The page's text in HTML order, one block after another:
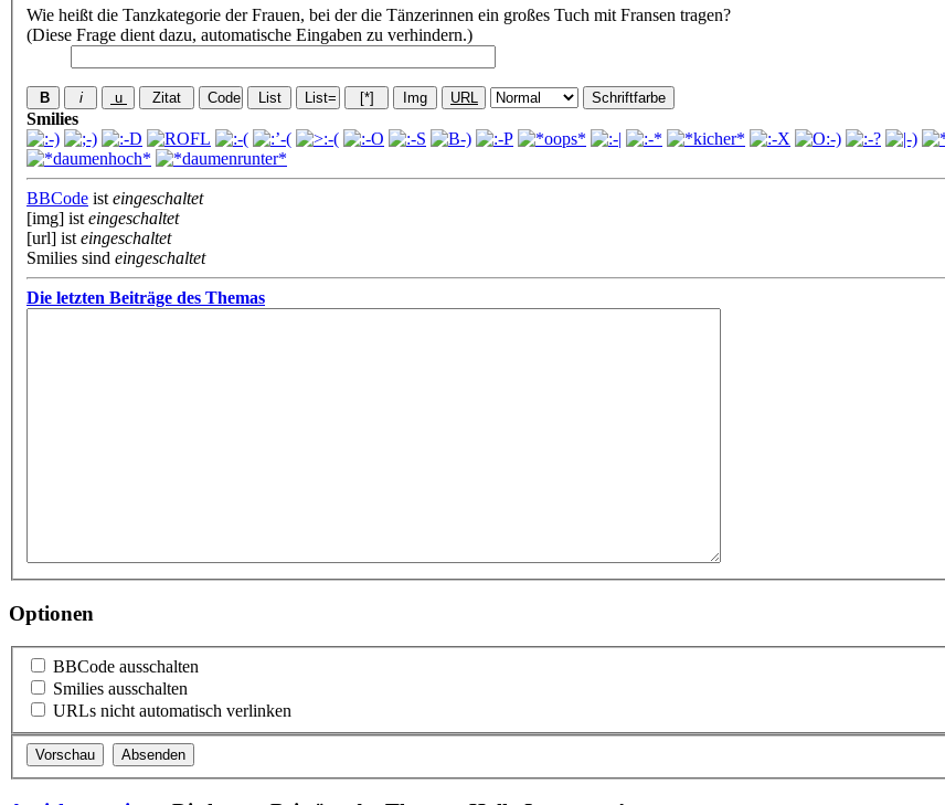
Wie heißt die Tanzkategorie der Frauen, bei der die Tänzerinnen ein großes Tuch mit Fransen tragen?
(Diese Frage dient dazu, automatische Eingaben zu verhindern.)
Smilies
BBCode ist eingeschaltet
[img] ist eingeschaltet
[url] ist eingeschaltet
Smilies sind eingeschaltet
Die letzten Beiträge des Themas
Optionen
BBCode ausschalten
Smilies ausschalten
URLs nicht automatisch verlinken